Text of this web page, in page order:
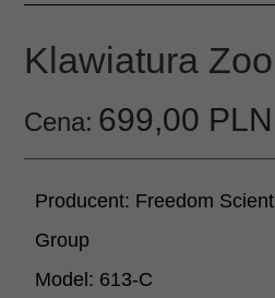
Klawiatura
Cena: 699,00 PLN
Producent: Freedom
Group
Model: 613-C